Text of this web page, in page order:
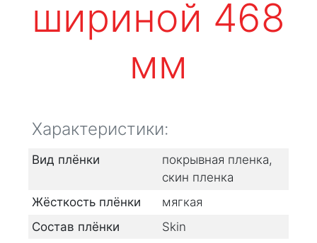
шириной 468
мм
Характеристики:
Вид плёнки
покрывная пленка,
скин пленка
Жёсткость плёнки
мягкая
Состав плёнки
Skin